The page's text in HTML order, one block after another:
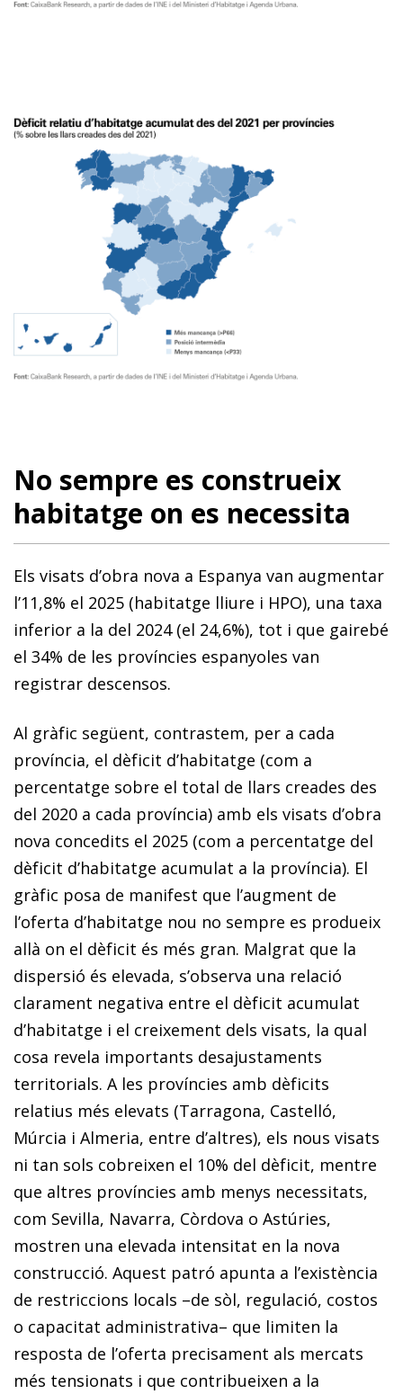
No sempre es construeix
habitatge on es necessita
Els visats d’obra nova a Espanya van augmentar
l’11,8% el 2025 (habitatge lliure i HPO), una taxa
inferior a la del 2024 (el 24,6%), tot i que gairebé
el 34% de les províncies espanyoles van
registrar descensos.
Al gràfic següent, contrastem, per a cada
província, el dèficit d’habitatge (com a
percentatge sobre el total de llars creades des
del 2020 a cada província) amb els visats d’obra
nova concedits el 2025 (com a percentatge del
dèficit d’habitatge acumulat a la província). El
gràfic posa de manifest que l’augment de
l’oferta d’habitatge nou no sempre es produeix
allà on el dèficit és més gran. Malgrat que la
dispersió és elevada, s’observa una relació
clarament negativa entre el dèficit acumulat
d’habitatge i el creixement dels visats, la qual
cosa revela importants desajustaments
territorials. A les províncies amb dèficits
relatius més elevats (Tarragona, Castelló,
Múrcia i Almeria, entre d’altres), els nous visats
ni tan sols cobreixen el 10% del dèficit, mentre
que altres províncies amb menys necessitats,
com Sevilla, Navarra, Còrdova o Astúries,
mostren una elevada intensitat en la nova
construcció. Aquest patró apunta a l’existència
de restriccions locals –de sòl, regulació, costos
o capacitat administrativa– que limiten la
resposta de l’oferta precisament als mercats
més tensionats i que contribueixen a la